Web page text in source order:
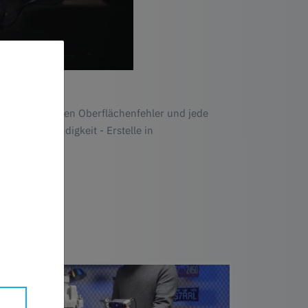
jeden Oberflächenfehler und jede
- Erstelle in